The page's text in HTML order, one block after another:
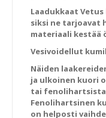
Laadukkaat
siksi ne tarjoavat
materiaali kestää
Vesivoidellut
Näiden
ja ulkoinen kuori
tai
Fenolihartsinen
on helposti